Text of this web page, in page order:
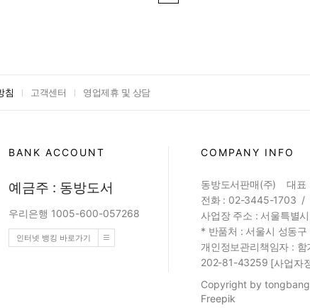
침 고객센터 영업제휴 및 상담
BANK ACCOUNT
예금주 : 동방도서
우리은행 1005-600-057268
인터넷 뱅킹 바로가기
COMPANY INFO
동방도서판매(주) 대표
전화 : 02-3445-1703
사업장 주소 : 서울특별
* 반품처 : 서울시 성동
개인정보관리책임자 :
202-81-43259 [사업자
Copyright by
Freepik